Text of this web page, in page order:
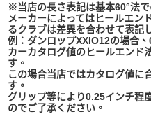
※当店の長さ表記は基本60°法
メーカーによってはヒールエン
るクラブは差異を合わせて表記
例：ダンロップXXIO12の場合
カーカタログ値のヒールエンド
す。
この場合当店ではカタログ値に
す。
グリップ等により0.25インチ程
のでご了承ください。